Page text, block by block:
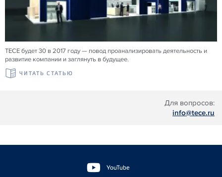
Для вопросов:
info@tece.ru
TECE будет 30 в 2017 году — повод проанализировать деятельность и
развитие компании и заглянуть в будущее.
ЧИТАТЬ СТАТЬЮ
YouTube